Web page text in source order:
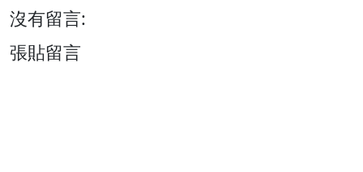
沒有留言:
張貼留言